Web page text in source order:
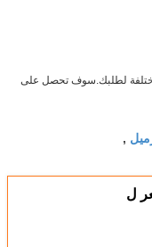
لطلبك.سوف تحصل على
,
ل